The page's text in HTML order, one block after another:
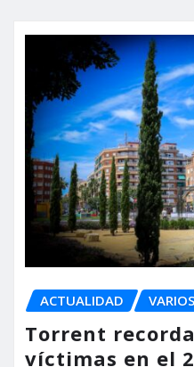
ACTUALIDAD VARIOS
Torrent
víctimas en el